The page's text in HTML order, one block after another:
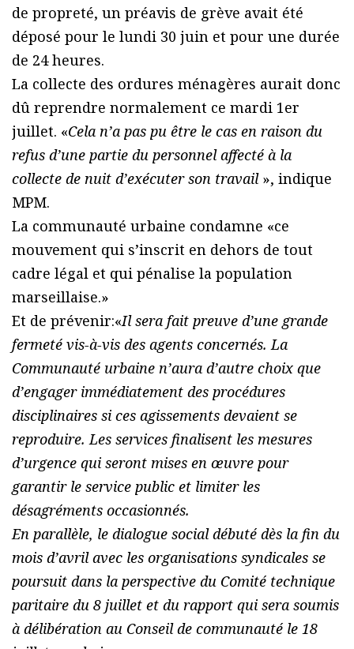
de propreté, un préavis de grève avait été
déposé pour le lundi 30 juin et pour une durée
de 24 heures.
La collecte des ordures ménagères aurait donc
dû reprendre normalement ce mardi 1er
juillet. «Cela n’a pas pu être le cas en raison du
refus d’une partie du personnel affecté à la
collecte de nuit d’exécuter son travail», indique
MPM.
La communauté urbaine condamne «ce
mouvement qui s’inscrit en dehors de tout
cadre légal et qui pénalise la population
marseillaise.»
Et de prévenir:«Il sera fait preuve d’une grande
fermeté vis-à-vis des agents concernés. La
Communauté urbaine n’aura d’autre choix que
d’engager immédiatement des procédures
disciplinaires si ces agissements devaient se
reproduire. Les services finalisent les mesures
d’urgence qui seront mises en œuvre pour
garantir le service public et limiter les
désagréments occasionnés.
En parallèle, le dialogue social débuté dès la fin du
mois d’avril avec les organisations syndicales se
poursuit dans la perspective du Comité technique
paritaire du 8 juillet et du rapport qui sera soumis
à délibération au Conseil de communauté le 18